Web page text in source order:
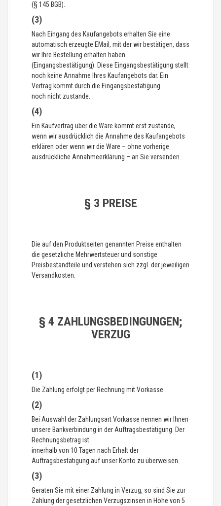
(§ 145 BGB).
(3)
Nach Eingang des Kaufangebots erhalten Sie eine
automatisch erzeugte EMail, mit der wir bestätigen, dass
wir Ihre Bestellung erhalten haben
(Eingangsbestätigung). Diese Eingangsbestätigung stellt
noch keine Annahme Ihres Kaufangebots dar. Ein
Vertrag kommt durch die Eingangsbestätigung
noch nicht zustande.
(4)
Ein Kaufvertrag über die Ware kommt erst zustande,
wenn wir ausdrücklich die Annahme des Kaufangebots
erklären oder wenn wir die Ware – ohne vorherige
ausdrückliche Annahmeerklärung – an Sie versenden.
§ 3 PREISE
Die auf den Produktseiten genannten Preise enthalten
die gesetzliche Mehrwertsteuer und sonstige
Preisbestandteile und verstehen sich zzgl. der jeweiligen
Versandkosten.
§ 4 ZAHLUNGSBEDINGUNGEN;
VERZUG
(1)
Die Zahlung erfolgt per Rechnung mit Vorkasse.
(2)
Bei Auswahl der Zahlungsart Vorkasse nennen wir Ihnen
unsere Bankverbindung in der Auftragsbestätigung. Der
Rechnungsbetrag ist
innerhalb von 10 Tagen nach Erhalt der
Auftragsbestätigung auf unser Konto zu überweisen.
(3)
Geraten Sie mit einer Zahlung in Verzug, so sind Sie zur
Zahlung der gesetzlichen Verzugszinsen in Höhe von 5